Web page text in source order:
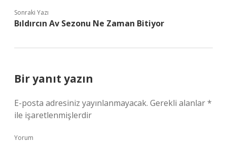
Sonraki Yazı
Bıldırcın Av Sezonu Ne Zaman Bitiyor
Bir yanıt yazın
E-posta adresiniz yayınlanmayacak. Gerekli alanlar*
ile işaretlenmişlerdir
Yorum